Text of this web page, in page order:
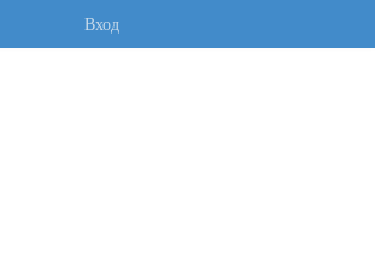
Вход